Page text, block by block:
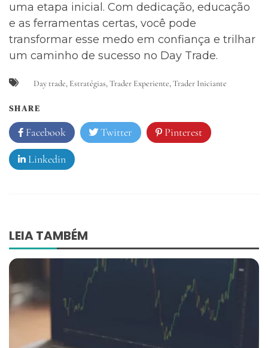
uma etapa inicial. Com dedicação, educação
e as ferramentas certas, você pode
transformar esse medo em confiança e trilhar
um caminho de sucesso no Day Trade.
Day trade, Estratégias,Trader Experiente,Trader Iniciante
SHARE
Facebook Twitter Pinterest
Linkedin
de
Post
LEIA TAMBÉM